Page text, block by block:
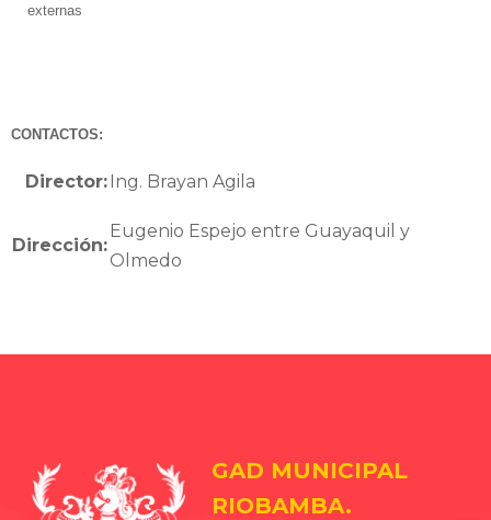
externas
CONTACTOS:
Director:Ing. Brayan Agila
Dirección:
Eugenio Espejo entre Guayaquil y
Olmedo
GAD MUNICIPAL
RIOBAMBA.